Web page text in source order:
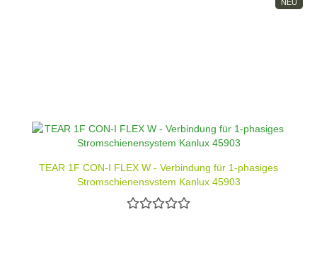
NEU
TEAR 1F CON-I FLEX W - Verbindung für 1-phasiges
Stromschienensystem Kanlux 45903